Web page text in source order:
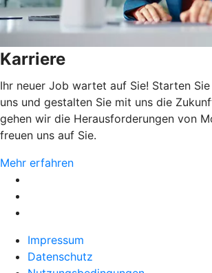
Karriere
Ihr neuer Job wartet auf Sie! Starten
uns und gestalten Sie mit uns die
gehen wir die Herausforderungen von
freuen uns auf Sie.
Mehr erfahren
Impressum
Datenschutz